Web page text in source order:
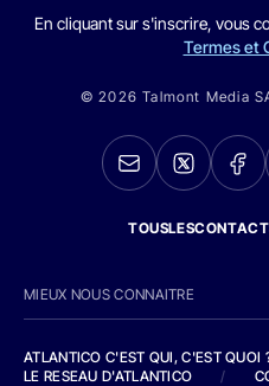
En cliquant sur s'inscrire, vous
Termes et
© 2026 Talmont Media
MIEUX NOUS CONNAITRE
ATLANTICO C'EST QUI, C'EST QUOI
LE RESEAU D'ATLANTICO
/